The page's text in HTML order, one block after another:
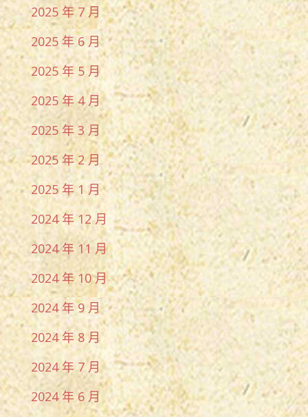
2025 年 7 月
2025 年 6 月
2025 年 5 月
2025 年 4 月
2025 年 3 月
2025 年 2 月
2025 年 1 月
2024 年 12 月
2024 年 11 月
2024 年 10 月
2024 年 9 月
2024 年 8 月
2024 年 7 月
2024 年 6 月